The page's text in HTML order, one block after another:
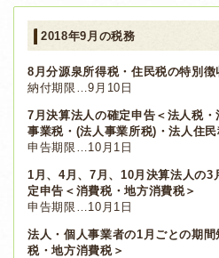
2018年9月の税務
8月分源泉所得税・住民税の特別
納付期限…9月10日
7月決算法人の確定申告＜法人税
事業税・(法人事業所税)・法人住民
申告期限…10月1日
1月、4月、7月、10月決算法人の3
定申告＜消費税・地方消費税＞
申告期限…10月1日
法人・個人事業者の1月ごとの期
税・地方消費税＞